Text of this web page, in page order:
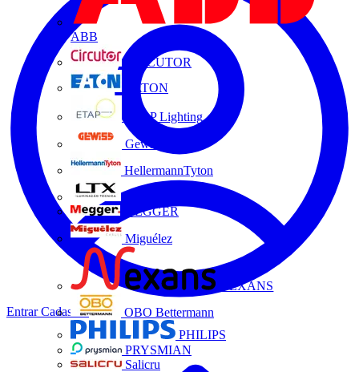
ABB
CIRCUTOR
EATON
ETAP Lighting
Gewiss
HellermannTyton
MEGGER
Miguélez
NEXANS
OBO Bettermann
PHILIPS
PRYSMIAN
Salicru
EntrarCadastrar